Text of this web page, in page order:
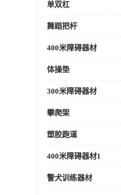
单双杠
舞蹈把杆
400米障碍器材
体操垫
300米障碍器材
攀爬架
塑胶跑道
400米障碍器材1
警犬训练器材